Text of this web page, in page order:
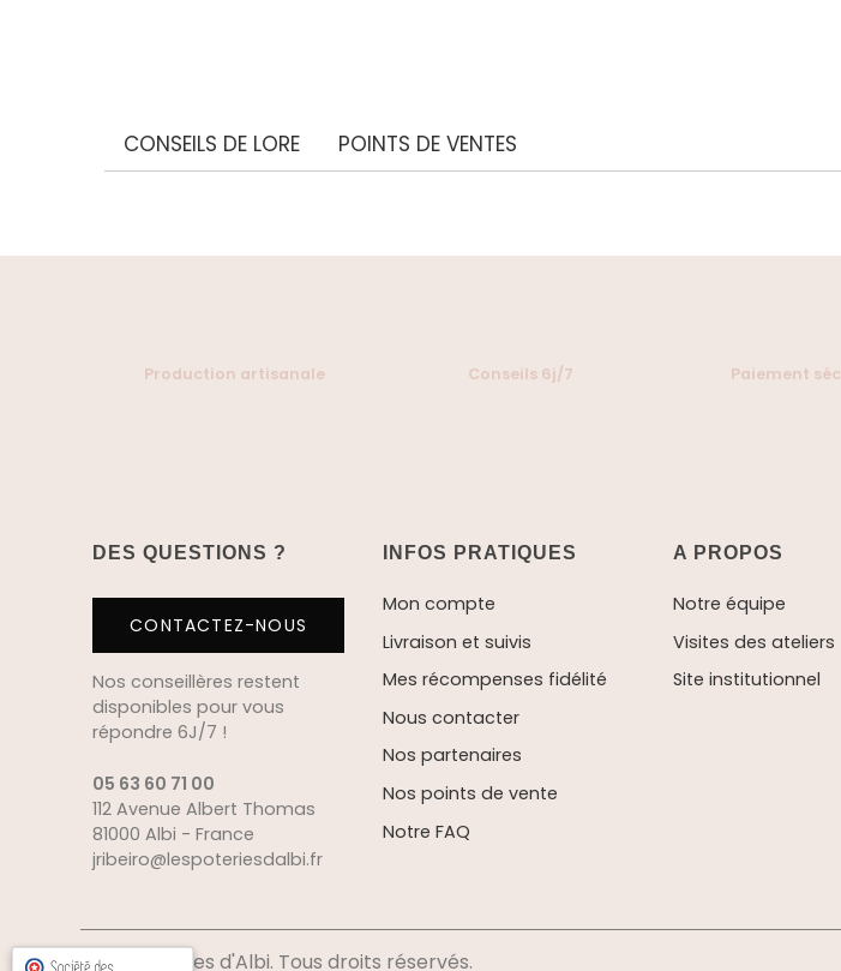
CONSEILS DE LORE POINTS DE VENTES
Production artisanale Conseils 6j/7 Paiement
DES QUESTIONS ?
CONTACTEZ-NOUS
Nos conseillères restent
disponibles pour vous
répondre 6J/7 !
05 63 60 71 00
112 Avenue Albert Thomas
81000 Albi - France
jribeiro@lespoteriesdalbi.fr
INFOS PRATIQUES
Mon compte
Livraison et suivis
Mes récompenses fidélité
Nous contacter
Nos partenaires
Nos points de vente
Notre FAQ
A PROPOS
Notre équipe
Visites des ateliers
Site institutionnel
© Les poteries d'Albi. Tous droits réservés.